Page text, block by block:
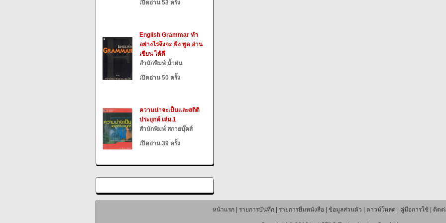
เปิดอ่าน 53 ครั้ง
English Grammar ทำ
อย่างไรจึงจะ ฟัง พูด อ่าน
เขียน ได้ดี
สำนักพิมพ์ น้ำฝน
เปิดอ่าน 50 ครั้ง
ความน่าจะเป็นและสถิติ
ประยุกต์ เล่ม.1
สำนักพิมพ์ สกายบุ๊คส์
เปิดอ่าน 39 ครั้ง
หน้าแรก| รายการบันทึก| รายการยืมหนังสือ ข้อมูลส่วนตัว ดาวน์โหลด คู่มือการใช้| ติดต่